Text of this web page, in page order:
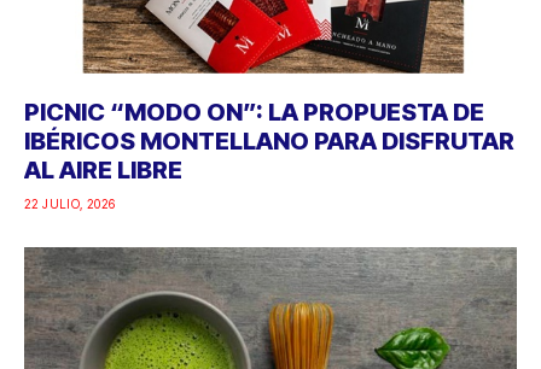
PICNIC “MODO ON”: LA PROPUESTA DE
IBÉRICOS MONTELLANO PARA DISFRUTAR
AL AIRE LIBRE
22 JULIO, 2026